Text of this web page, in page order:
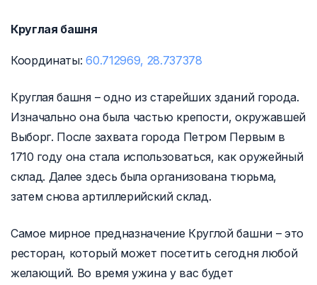
Круглая башня
Координаты:60.712969, 28.737378
Круглая башня – одно из старейших зданий города.
Изначально она была частью крепости, окружавшей
Выборг. После захвата города Петром Первым в
1710 году она стала использоваться, как оружейный
склад. Далее здесь была организована тюрьма,
затем снова артиллерийский склад.
Самое мирное предназначение Круглой башни – это
ресторан, который может посетить сегодня любой
желающий. Во время ужина у вас будет